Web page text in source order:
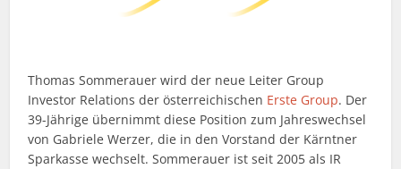
Thomas Sommerauer wird der neue Leiter Group
Investor Relations der österreichischen Erste Group. Der
39-Jährige übernimmt diese Position zum Jahreswechsel
von Gabriele Werzer, die in den Vorstand der Kärntner
Sparkasse wechselt. Sommerauer ist seit 2005 als IR